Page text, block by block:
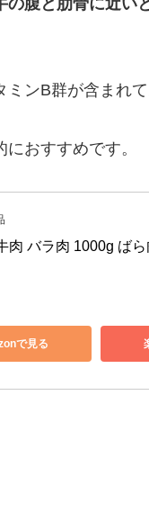
の腹と肋骨に近い
ンB群が含まれ
おすすめです。
肉 バラ肉 1000g ば
で見る